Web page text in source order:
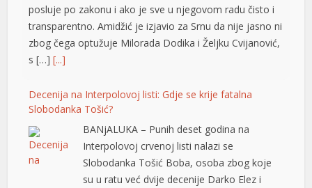
posluje po zakonu i ako je sve u njegovom radu čisto i
transparentno. Amidžić je izjavio za Srnu da nije jasno ni
zbog čega optužuje Milorada Dodika i Željku Cvijanović,
s […][...]
Decenija na Interpolovoj listi: Gdje se krije fatalna
Slobodanka Tošić?
BANjALUKA – Punih deset godina na
Interpolovoj crvenoj listi nalazi se
Slobodanka Tošić Boba, osoba zbog koje
su u ratu već dvije decenije Darko Elez i